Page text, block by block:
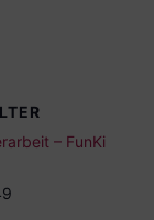
– FunKi